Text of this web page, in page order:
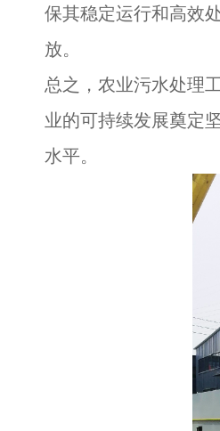
保其稳定运行和高效
放。
总之，农业污水处理
业的可持续发展奠定
水平。